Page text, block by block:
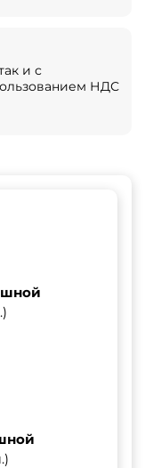
и с
НДС